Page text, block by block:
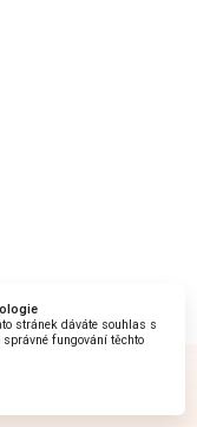
stránek dáváte souhlas s
fungování těchto